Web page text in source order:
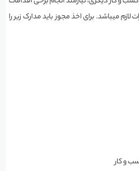
میباشد. برای اخذ مجوز باید مدارک زیر را
و کار